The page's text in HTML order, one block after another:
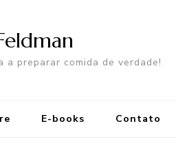
a preparar comida de verdade!
E-books Contato